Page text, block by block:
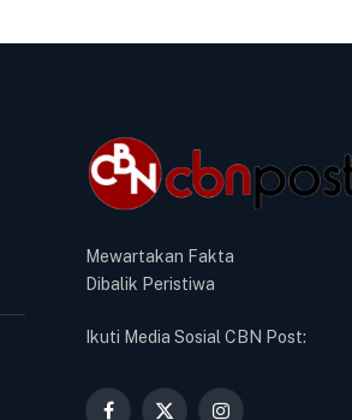
Mewartakan Fakta
Dibalik Peristiwa
Ikuti Media Sosial CBN Post: